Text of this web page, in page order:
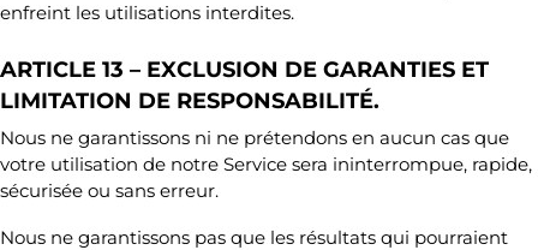
enfreint les utilisations interdites.
ARTICLE 13 – EXCLUSION DE GARANTIES ET
LIMITATION DE RESPONSABILITÉ.
Nous ne garantissons ni ne prétendons en aucun cas que
votre utilisation de notre Service sera ininterrompue, rapide,
sécurisée ou sans erreur.
Nous ne garantissons pas que les résultats qui pourraient